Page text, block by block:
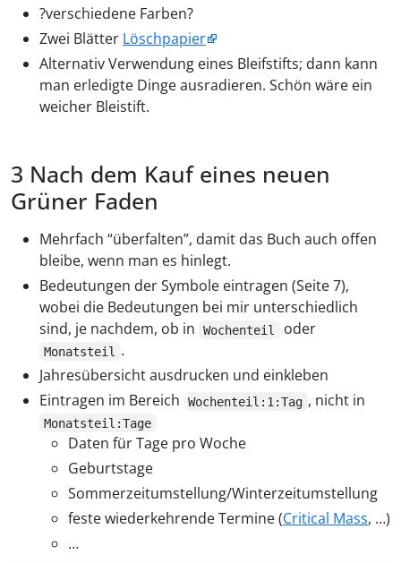
?verschiedene Farben?
Zwei Blätter Löschpapier
Alternativ Verwendung eines Bleifstifts; dann kann
man erledigte Dinge ausradieren. Schön wäre ein
weicher Bleistift.
Nach dem Kauf eines neuen
Grüner Faden
Mehrfach “überfalten”, damit das Buch auch offen
bleibe, wenn man es hinlegt.
Bedeutungen der Symbole eintragen (Seite 7),
wobei die Bedeutungen bei mir unterschiedlich
sind, je nachdem, ob in
Wochenteil oder
Monatsteil
.
Jahresübersicht ausdrucken und einkleben
Eintragen im Bereich
Wochenteil:1:Tag , nicht in
Monatsteil:Tage
Daten für Tage pro Woche
Geburtstage
Sommerzeitumstellung/Winterzeitumstellung
feste wiederkehrende Termine (Critical Mass, …)
…